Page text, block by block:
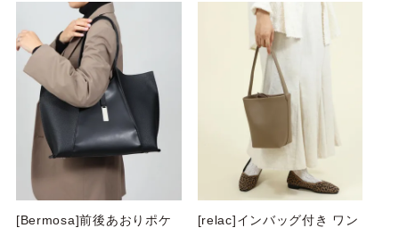
[Bermosa]前後あおりポケ
[relac]インバッグ付き ワン